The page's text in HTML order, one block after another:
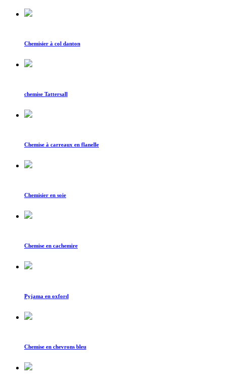
Chemisier à col danton
chemise Tattersall
Chemise à carreaux en flanelle
Chemisier en soie
Chemise en cachemire
Pyjama en oxford
Chemise en chevrons bleu